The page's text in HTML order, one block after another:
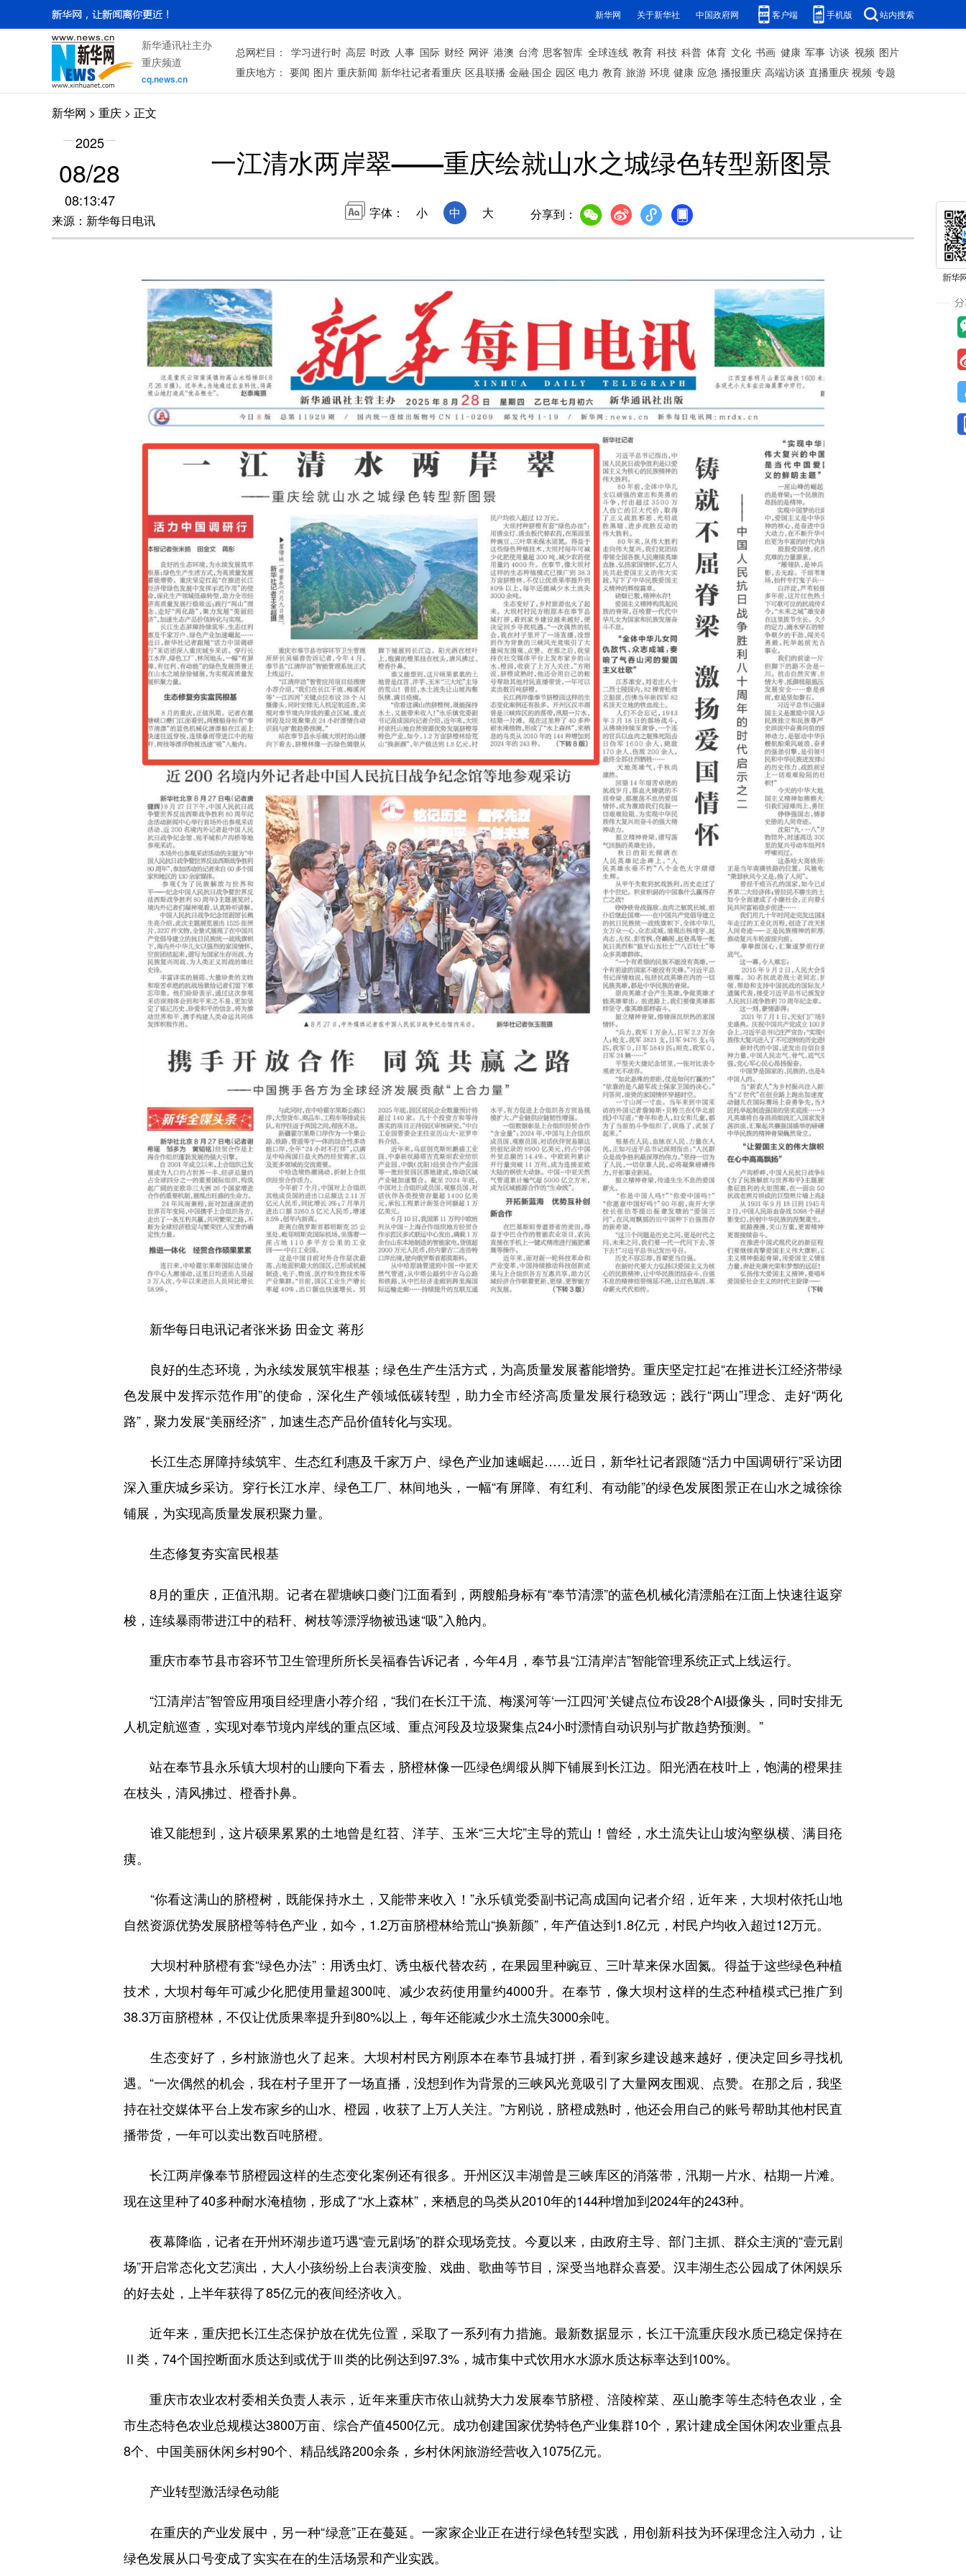
新华网 关于新华社 中国政府网 客户端 手机版 站内搜索
新华通讯社主办
重庆频道
cq.news.cn
总网栏目： 学习进行时 高层 时政 人事 国际 财经 网评 港澳 台湾 思客智库 全球连线 教育 科技 科普 体育 文化 书画 健康 军事 访谈 视频 图片
重庆地方： 要闻 图片 重庆新闻 新华社记者看重庆 区县联播 金融·国企 园区 电力 教育 旅游 环境 健康 应急 播报重庆 高端访谈 直播重庆 视频 专题
新华网 > 重庆 > 正文
2025
08/28
08:13:47
来源：新华每日电讯
一江清水两岸翠——重庆绘就山水之城绿色转型新图景
字体： 小 中 大 分享到：
新华每日电讯记者张米扬 田金文 蒋彤
良好的生态环境，为永续发展筑牢根基；绿色生产生活方式，为高质量发展蓄能增势。重庆坚定扛起“在推进长江经济带绿
色发展中发挥示范作用”的使命，深化生产领域低碳转型，助力全市经济高质量发展行稳致远；践行“两山”理念、走好“两化
路”，聚力发展“美丽经济”，加速生态产品价值转化与实现。
长江生态屏障持续筑牢、生态红利惠及千家万户、绿色产业加速崛起……近日，新华社记者跟随“活力中国调研行”采访团
深入重庆城乡采访。穿行长江水岸、绿色工厂、林间地头，一幅“有屏障、有红利、有动能”的绿色发展图景正在山水之城徐徐
铺展，为实现高质量发展积聚力量。
生态修复夯实富民根基
8月的重庆，正值汛期。记者在瞿塘峡口夔门江面看到，两艘船身标有“奉节清漂”的蓝色机械化清漂船在江面上快速往返穿
梭，连续暴雨带进江中的秸秆、树枝等漂浮物被迅速“吸”入舱内。
重庆市奉节县市容环节卫生管理所所长吴福春告诉记者，今年4月，奉节县“江清岸洁”智能管理系统正式上线运行。
“江清岸洁”智管应用项目经理唐小荐介绍，“我们在长江干流、梅溪河等‘一江四河’关键点位布设28个AI摄像头，同时安排无
人机定航巡查，实现对奉节境内岸线的重点区域、重点河段及垃圾聚集点24小时漂情自动识别与扩散趋势预测。”
站在奉节县永乐镇大坝村的山腰向下看去，脐橙林像一匹绿色绸缎从脚下铺展到长江边。阳光洒在枝叶上，饱满的橙果挂
在枝头，清风拂过、橙香扑鼻。
谁又能想到，这片硕果累累的土地曾是红苕、洋芋、玉米“三大坨”主导的荒山！曾经，水土流失让山坡沟壑纵横、满目疮
痍。
“你看这满山的脐橙树，既能保持水土，又能带来收入！”永乐镇党委副书记高成国向记者介绍，近年来，大坝村依托山地
自然资源优势发展脐橙等特色产业，如今，1.2万亩脐橙林给荒山“换新颜”，年产值达到1.8亿元，村民户均收入超过12万元。
大坝村种脐橙有套“绿色办法”：用诱虫灯、诱虫板代替农药，在果园里种豌豆、三叶草来保水固氮。得益于这些绿色种植
技术，大坝村每年可减少化肥使用量超300吨、减少农药使用量约4000升。在奉节，像大坝村这样的生态种植模式已推广到
38.3万亩脐橙林，不仅让优质果率提升到80%以上，每年还能减少水土流失3000余吨。
生态变好了，乡村旅游也火了起来。大坝村村民方刚原本在奉节县城打拼，看到家乡建设越来越好，便决定回乡寻找机
遇。“一次偶然的机会，我在村子里开了一场直播，没想到作为背景的三峡风光竟吸引了大量网友围观、点赞。在那之后，我坚
持在社交媒体平台上发布家乡的山水、橙园，收获了上万人关注。”方刚说，脐橙成熟时，他还会用自己的账号帮助其他村民直
播带货，一年可以卖出数百吨脐橙。
长江两岸像奉节脐橙园这样的生态变化案例还有很多。开州区汉丰湖曾是三峡库区的消落带，汛期一片水、枯期一片滩。
现在这里种了40多种耐水淹植物，形成了“水上森林”，来栖息的鸟类从2010年的144种增加到2024年的243种。
夜幕降临，记者在开州环湖步道巧遇“壹元剧场”的群众现场竞技。今夏以来，由政府主导、部门主抓、群众主演的“壹元剧
场”开启常态化文艺演出，大人小孩纷纷上台表演变脸、戏曲、歌曲等节目，深受当地群众喜爱。汉丰湖生态公园成了休闲娱乐
的好去处，上半年获得了85亿元的夜间经济收入。
近年来，重庆把长江生态保护放在优先位置，采取了一系列有力措施。最新数据显示，长江干流重庆段水质已稳定保持在
Ⅱ类，74个国控断面水质达到或优于Ⅲ类的比例达到97.3%，城市集中式饮用水水源水质达标率达到100%。
重庆市农业农村委相关负责人表示，近年来重庆市依山就势大力发展奉节脐橙、涪陵榨菜、巫山脆李等生态特色农业，全
市生态特色农业总规模达3800万亩、综合产值4500亿元。成功创建国家优势特色产业集群10个，累计建成全国休闲农业重点县
8个、中国美丽休闲乡村90个、精品线路200余条，乡村休闲旅游经营收入1075亿元。
产业转型激活绿色动能
在重庆的产业发展中，另一种“绿意”正在蔓延。一家家企业正在进行绿色转型实践，用创新科技为环保理念注入动力，让
绿色发展从口号变成了实实在在的生活场景和产业实践。